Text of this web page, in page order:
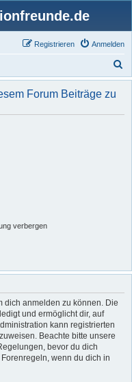
Anmelden
Registrieren
u
h
Forum Beiträge zu
verbergen
dich anmelden zu können. Die
und ermöglicht dir, auf
kann registrierten
Beachte bitte unsere
bevor du dich
wenn du dich in